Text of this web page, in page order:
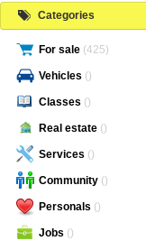
Categories
For sale (425)
Vehicles ()
Classes ()
Real estate ()
Services ()
Community ()
Personals ()
Jobs ()